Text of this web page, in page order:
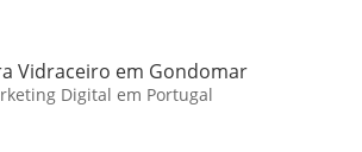
Vidraceiro em Gondomar
Digital em Portugal